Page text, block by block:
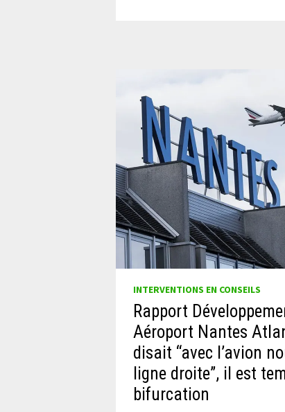
INTERVENTIONS EN CONSEILS
Rapport
Aéroport Nantes
disait “avec l’avion
ligne droite”, il est
bifurcation